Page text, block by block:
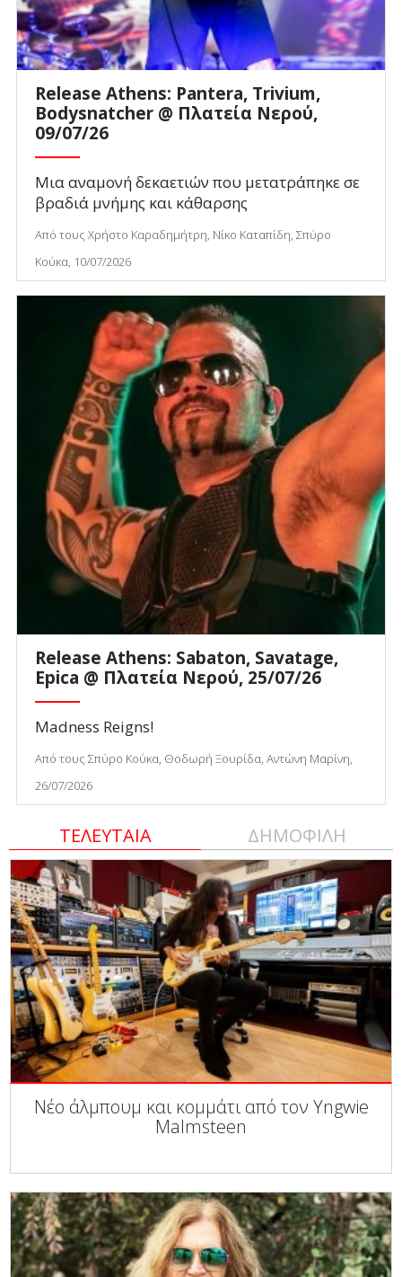
Release Athens: Pantera, Trivium,
Bodysnatcher @ Πλατεία Νερού,
09/07/26
Μια αναμονή δεκαετιών που μετατράπηκε σε
βραδιά μνήμης και κάθαρσης
Από τους Χρήστο Καραδημήτρη, Νίκο Καταπίδη, Σπύρο
Κούκα, 10/07/2026
Release Athens: Sabaton, Savatage,
Epica @ Πλατεία Νερού, 25/07/26
Madness Reigns!
Από τους Σπύρο Κούκα, Θοδωρή Ξουρίδα, Αντώνη Μαρίνη,
26/07/2026
ΤΕΛΕΥΤΑΙΑ ΔΗΜΟΦΙΛΗ
Νέο άλμπουμ και κομμάτι από τον Yngwie
Malmsteen